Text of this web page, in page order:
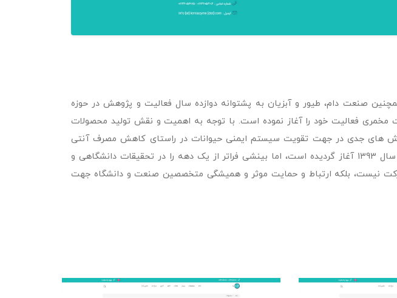
صنعت دام، طیور و آبزیان به پشتوانه دوازده سال فعالیت و پژوهش در حوزه
و با محوریت تولید محصولات مخمری فعالیت خود را آغاز نموده است. با توجه به اهمیت و نقش تولید محصولات
تلاش های جدی در جهت تقویت سیستم ایمنی حیوانات در راستای کاهش مصرف آنتی
بیوتیک ها آغاز نموده است. هر چند پویش شرکت دانش بنیان کیمیازیم بصورت رسمی از سال 1393 آغاز گردیده است، اما بینشی فراتر از یک دهه را در تحقیقات دانشگاهی و
نیست، بلکه ارتباط و حمایت موثر و همیشگی متخصصین صنعت و دانشگاه جهت